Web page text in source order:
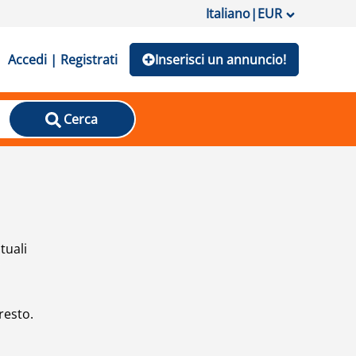
Italiano|EUR
Accedi | Registrati Inserisci un annuncio!
Cerca